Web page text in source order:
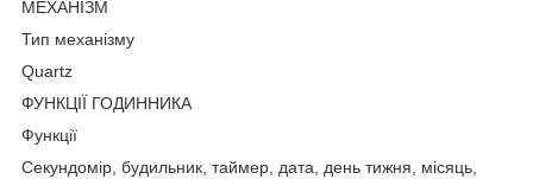
МЕХАНІЗМ
Тип механізму
Quartz
ФУНКЦІЇ ГОДИННИКА
Функції
Секундомір, будильник, таймер, дата, день тижня, місяць,